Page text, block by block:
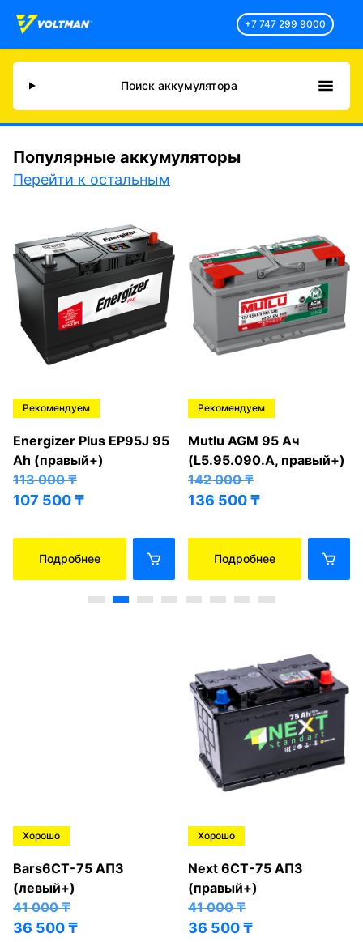
+7 747 299 9000
Поиск аккумулятора
Популярные аккумуляторы
Перейти к остальным
Рекомендуем
Energizer Plus EP95J 95
Ah (правый+)
113 000₸
107 500₸
Подробнее
Рекомендуем
Mutlu AGM 95 Ач
(L5.95.090.A, правый+)
142 000₸
136 500₸
Подробнее
Хорошо
Bars6СТ-75 АПЗ
(левый+)
41 000₸
36 500₸
Хорошо
Next 6СТ-75 АПЗ
(правый+)
41 000₸
36 500₸